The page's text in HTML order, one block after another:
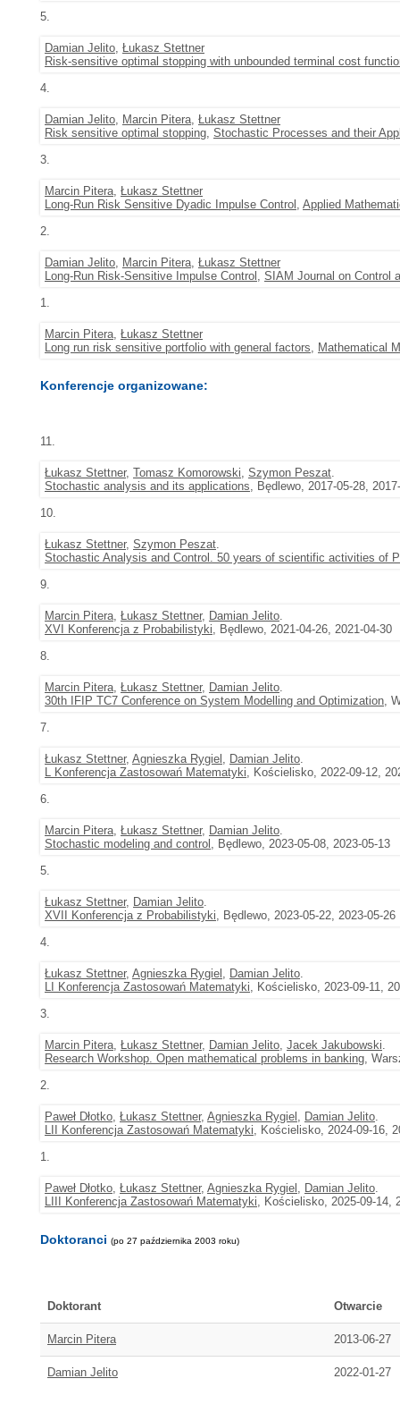
5.
Damian Jelito, Łukasz Stettner
Risk-sensitive optimal stopping with unbounded terminal cost
4.
Damian Jelito, Marcin Pitera, Łukasz Stettner
Risk sensitive optimal stopping, Stochastic Processes and their
3.
Marcin Pitera, Łukasz Stettner
Long-Run Risk Sensitive Dyadic Impulse Control , Applied
2.
Damian Jelito, Marcin Pitera, Łukasz Stettner
Long-Run Risk-Sensitive Impulse Control , SIAM Journal on Control
1.
Marcin Pitera, Łukasz Stettner
Long run risk sensitive portfolio with general factors, Mathematical
Konferencje organizowane:
11.
Łukasz Stettner, Tomasz Komorowski, Szymon Peszat.
Stochastic analysis and its applications, Będlewo, 2017-05-28,
10.
Łukasz Stettner, Szymon Peszat.
Stochastic Analysis and Control. 50 years of scientific activities of
9.
Marcin Pitera, Łukasz Stettner, Damian Jelito.
XVI Konferencja z Probabilistyki, Będlewo, 2021-04-26, 2021-04-30
8.
Marcin Pitera, Łukasz Stettner, Damian Jelito.
30th IFIP TC7 Conference on System Modelling and Optimization,
7.
Łukasz Stettner, Agnieszka Rygiel , Damian Jelito.
L Konferencja Zastosowań Matematyki, Kościelisko, 2022-09-12,
6.
Marcin Pitera, Łukasz Stettner, Damian Jelito.
Stochastic modeling and control , Będlewo, 2023-05-08, 2023-05-13
5.
Łukasz Stettner, Damian Jelito.
XVII Konferencja z Probabilistyki, Będlewo, 2023-05-22, 2023-05-26
4.
Łukasz Stettner, Agnieszka Rygiel , Damian Jelito.
LI Konferencja Zastosowań Matematyki, Kościelisko, 2023-09-11,
3.
Marcin Pitera, Łukasz Stettner, Damian Jelito, Jacek Jakubowski.
Research Workshop. Open mathematical problems in banking,
2.
Paweł Dłotko, Łukasz Stettner, Agnieszka Rygiel , Damian Jelito.
LII Konferencja Zastosowań Matematyki, Kościelisko, 2024-09-16,
1.
Paweł Dłotko, Łukasz Stettner, Agnieszka Rygiel , Damian Jelito.
LIII Konferencja Zastosowań Matematyki, Kościelisko, 2025-09-14,
Doktoranci (po 27 października 2003 roku)
Doktorant Otwarcie
Marcin Pitera 2013-06-27
Damian Jelito 2022-01-27